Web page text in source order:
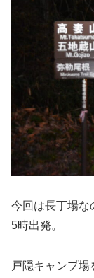
今回は長丁場な
5時出発。
戸隠キャンプ